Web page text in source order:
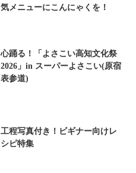
気メニューにこんにゃくを！
心踊る！「よさこい高知文化祭
2026」in スーパーよさこい(原宿
表参道)
工程写真付き！ビギナー向けレ
シピ特集